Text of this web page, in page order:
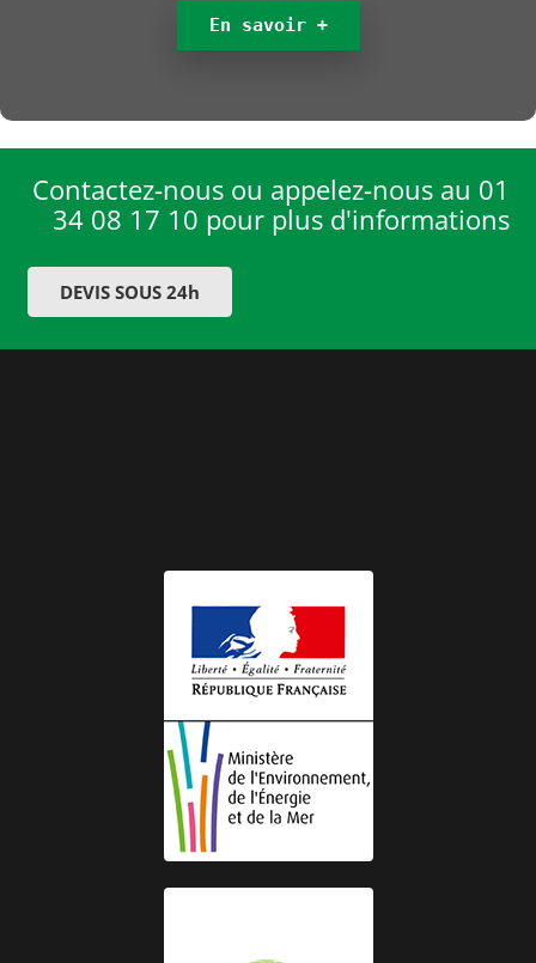
En savoir +
Contactez-nous ou appelez-nous au 01
34 08 17 10 pour plus d'informations
DEVIS SOUS 24h